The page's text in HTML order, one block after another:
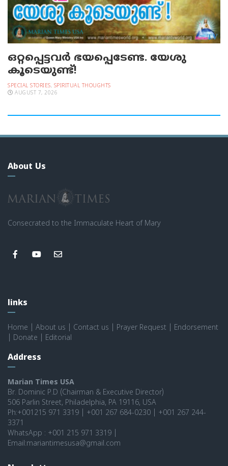
ഒറ്റപ്പെട്ടവര്‍ ഭയപ്പെടേണ്ട. യേശു
കൂടെയുണ്ട്!
SPECIAL STORIES, SPIRITUAL THOUGHTS
AUGUST 7, 2026
About Us
Consecrated to the Immaculate Heart of Mary
links
Home About us Contact us Prayer Request
Endorsement
Donate Editorial
Address
Marian Times USA
Br. Dominic P.D (Chairman & Executive Director)
506 Parlin Street, Philadelphia, PA 19116, USA
Ph:+001215 971 3319 | +001 267 684-0230 | +001 267 244-
3371
WhatsApp : +001 215 971 3319 |
Email:mariantimesusa@gmail.com